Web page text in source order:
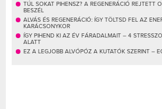
TÚL SOKAT PIHENSZ? A REGENERÁCIÓ REJTETT
BESZÉL
ALVÁS ÉS REGENERÁCIÓ: ÍGY TÖLTSD FEL AZ
KARÁCSONYKOR
ÍGY PIHEND KI AZ ÉV FÁRADALMAIT – 4
ALATT
EZ A LEGJOBB ALVÓPÓZ A KUTATÓK SZERINT –